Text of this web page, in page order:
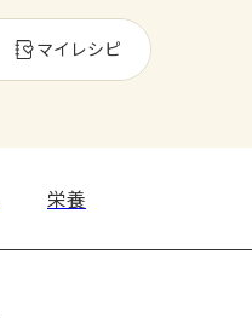
マイレシピ
栄養